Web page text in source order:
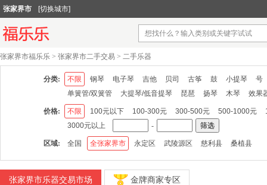
张家界市 [切换城市]
张家界市福乐乐 > 张家界市二手交易 > 二手乐器
分类: 不限 钢琴 电子琴 吉他 贝司 古筝 鼓 小提琴
号
单簧管/双簧管
大提琴/低音提琴 琵琶 扬琴 木琴 效果
价格: 不限 100元以下 100-300元 300-500元 500-1000元
3000元以上
- 筛选
区域: 全国 全张家界市 永定区 武陵源区 慈利县 桑植县
张家界市乐器交易市场 金牌商家专区